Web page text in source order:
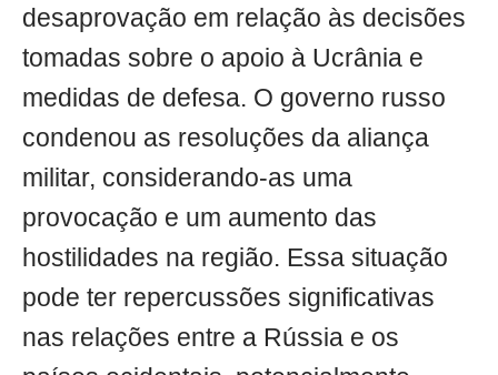
desaprovação em relação às decisões
tomadas sobre o apoio à Ucrânia e
medidas de defesa. O governo russo
condenou as resoluções da aliança
militar, considerando-as uma
provocação e um aumento das
hostilidades na região. Essa situação
pode ter repercussões significativas
nas relações entre a Rússia e os